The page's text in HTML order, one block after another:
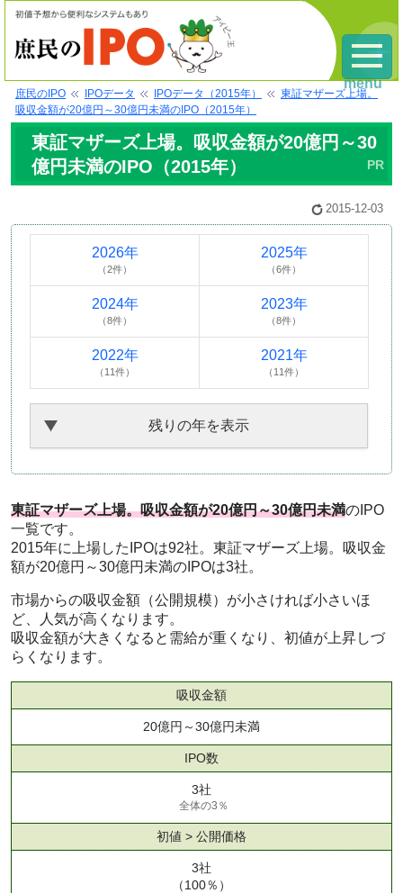
庶民のIPO IPOデータ IPOデータ（2015年）
東証マザーズ上場。
吸収金額が20億円～30億円未満のIPO（2015年）
東証マザーズ上場。吸収金額が20億円～30
億円未満のIPO（2015年）
2015-12-03
2026年
（2件）
2025年
（6件）
2024年
（8件）
2023年
（8件）
2022年
（11件）
2021年
（11件）
残りの年を表示
東証マザーズ上場。吸収金額が20億円～30億円未満のIPO
一覧です。
2015年に上場したIPOは92社。東証マザーズ上場。吸収金
額が20億円～30億円未満のIPOは3社。
市場からの吸収金額（公開規模）が小さければ小さいほ
ど、人気が高くなります。
吸収金額が大きくなると需給が重くなり、初値が上昇しづ
らくなります。
吸収金額
20億円～30億円未満
IPO数
3社
全体の3％
初値 > 公開価格
3社
（100％）
menu